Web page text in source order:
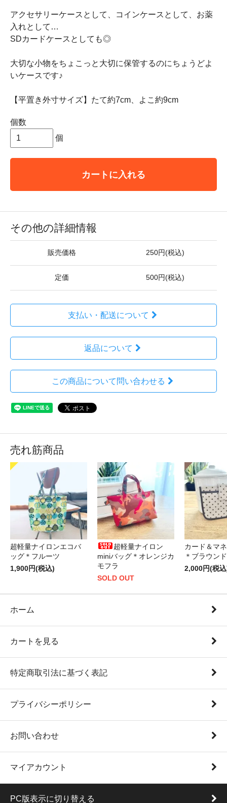
アクセサリーケースとして、コインケースとして、お薬
入れとして…
SDカードケースとしても◎
大切な小物をちょこっと大切に保管するのにちょうどよ
いケースです♪
【平置き外寸サイズ】たて約7cm、よこ約9cm
個数
個
カートに入れる
その他の詳細情報
販売価格 250円(税込)
定価 500円(税込)
支払い・配送について
返品について
この商品について問い合わせる
売れ筋商品
超軽量ナイロンエコバ
ッグ＊フルーツ
1,900円(税込)
超軽量ナイロン
miniバッグ＊オレンジカ
モフラ
SOLD OUT
カード＆マ
＊ブラウン
2,000円(税
ホーム
カートを見る
特定商取引法に基づく表記
プライバシーポリシー
お問い合わせ
マイアカウント
PC版表示に切り替える